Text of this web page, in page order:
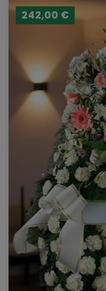
242,00 €